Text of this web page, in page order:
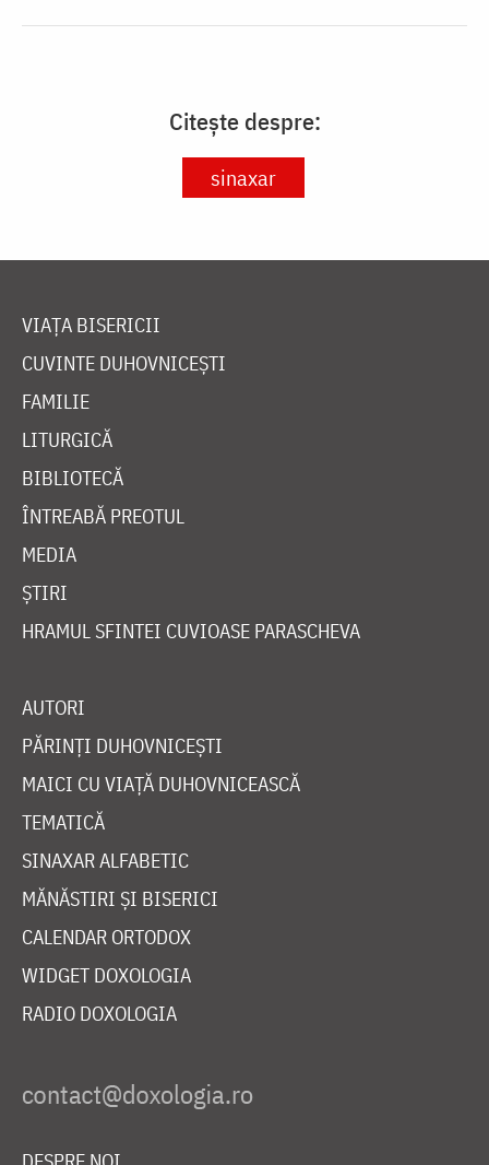
Citește despre:
sinaxar
VIAȚA BISERICII
CUVINTE DUHOVNICEȘTI
FAMILIE
LITURGICĂ
BIBLIOTECĂ
ÎNTREABĂ PREOTUL
MEDIA
ȘTIRI
HRAMUL SFINTEI CUVIOASE PARASCHEVA
AUTORI
PĂRINȚI DUHOVNICEȘTI
MAICI CU VIAȚĂ DUHOVNICEASCĂ
TEMATICĂ
SINAXAR ALFABETIC
MĂNĂSTIRI ȘI BISERICI
CALENDAR ORTODOX
WIDGET DOXOLOGIA
RADIO DOXOLOGIA